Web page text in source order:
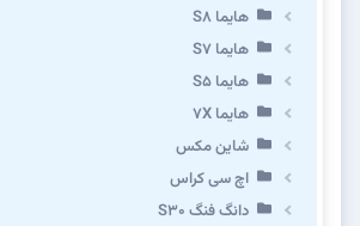
هایما S8
هایما S7
هایما S5
هایما 7X
شاین مکس
اچ سی کراس
دانگ فنگ S30